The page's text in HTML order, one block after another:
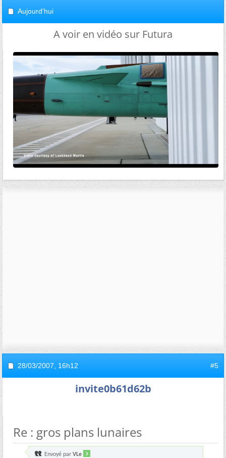
Aujourd'hui
A voir en vidéo sur Futura
28/03/2007, 16h12 #5
invite0b61d62b
Re : gros plans lunaires
Envoyé par VLe